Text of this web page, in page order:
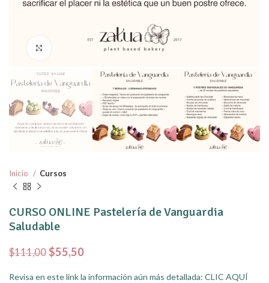
Click to enlarge
Inicio Cursos
CURSO ONLINE Pastelería de Vanguardia
Saludable
$111,00 $55,50
Revisa en este link la información aún más detallada: CLIC AQUÍ